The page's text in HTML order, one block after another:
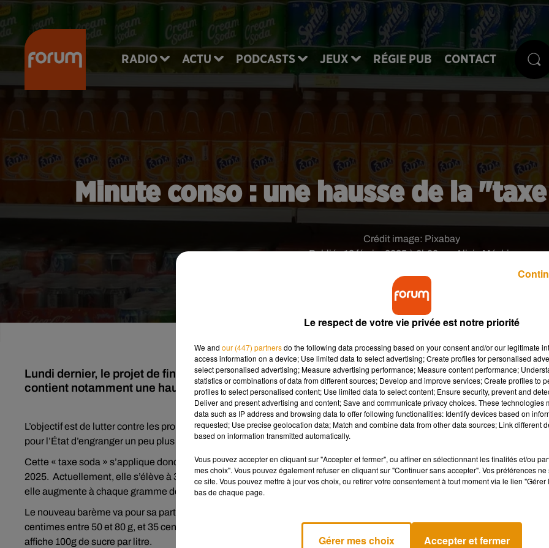
RADIO ACTU PODCASTS JEUX RÉGIE PUB CONTACT
Minute conso : une hausse de la
Publié : 13 février 2025 à 6h00 par Alicia Méchin
Crédit image: Pixabay
Lundi dernier, le projet de financement de la sécurité sociale pour 2025 a été adopté par 49.3. Il
contient notamment une hausse de la taxe Soda.
L’objectif est de lutter contre les problèmes de santé liés à la consommation de sucre. C’est aussi, évidemment, un moyen
pour l’État d’engranger un peu plus d’argent.
Cette « taxe soda » s’applique donc sur toutes les boissons sucrées, et va donc entraîner une augmentation des prix en
2025. Actuellement, elle s’élève à 3,5 centimes pour les boissons contenant moins de 10 grammes de sucre par litre. Puis,
elle augmente à chaque gramme de sucre supplémentaire.
Le nouveau barème va pour sa part de 4 à 35 centimes par litre… 4 centimes en dessous de 50g de sucre par litre, puis + 21
centimes entre 50 et 80 g, et 35 centimes pour plus de 80g de sucre. C’est le cas de Coca-Cola ou Orangina par exemple,
affiche 100g de sucre par litre.
Le respect de votre vie privée est notre priorité
We and our (447) partnersdo the following data processing based on your consent and/or our legitimate
access information on a device; Use limited data to select advertising; Create profiles for personalised
select personalised advertising; Measure advertising performance; Measure content performance;
statistics or combinations of data from different sources; Develop and improve services; Create profiles to
profiles to select personalised content; Use limited data to select content; Ensure security, prevent and
Deliver and present advertising and content; Save and communicate privacy choices. These technologies
data such as IP address and browsing data to offer following functionalities: Identify devices based on
requested; Use precise geolocation data; Match and combine data from other data sources; Link different
based on information transmitted automatically.
Vous pouvez accepter en cliquant sur "Accepter et fermer", ou affiner en sélectionnant les finalités et/ou
mes choix". Vous pouvez également refuser en cliquant sur "Continuer sans accepter". Vos préférences
ce site. Vous pouvez mettre à jour vos choix, ou retirer votre consentement à tout moment via le lien
bas de chaque page.
Gérer mes choix Accepter et fermer